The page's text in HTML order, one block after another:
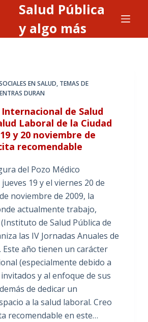
Salud Pública
y algo más
EN SALUD, TEMAS DE
DURAN
de Salud
Laboral de la Ciudad
y 20 noviembre de
recomendable
del Pozo Médico
19 y el viernes 20 de
noviembre de 2009, la
actualmente trabajo,
de Salud Pública de
las IV Jornadas Anuales de
Este año tienen un carácter
(especialmente debido a
y al enfoque de sus
de dedicar un
a la salud laboral. Creo
recomendable en este…